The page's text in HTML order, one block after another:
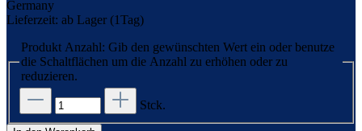
Lieferzeit: ab Lager (1Tag)
Produkt Anzahl: Gib den gewünschten Wert ein oder benutze
die Schaltflächen um die Anzahl zu erhöhen oder zu
reduzieren.
Stck.